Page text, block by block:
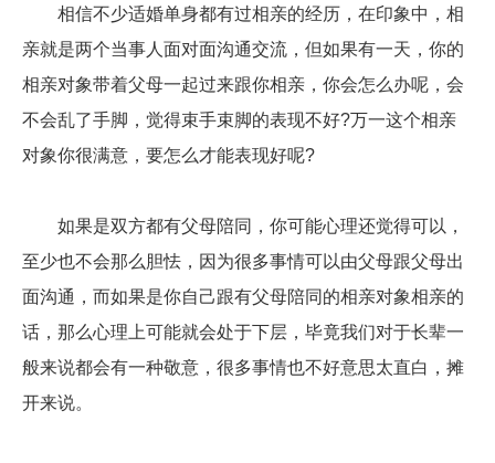
相信不少适婚单身都有过相亲的经历，在印象中，相
亲就是两个当事人面对面沟通交流，但如果有一天，你的
相亲对象带着父母一起过来跟你相亲，你会怎么办呢，会
不会乱了手脚，觉得束手束脚的表现不好?万一这个相亲
对象你很满意，要怎么才能表现好呢?
如果是双方都有父母陪同，你可能心理还觉得可以，
至少也不会那么胆怯，因为很多事情可以由父母跟父母出
面沟通，而如果是你自己跟有父母陪同的相亲对象相亲的
话，那么心理上可能就会处于下层，毕竟我们对于长辈一
般来说都会有一种敬意，很多事情也不好意思太直白，摊
开来说。